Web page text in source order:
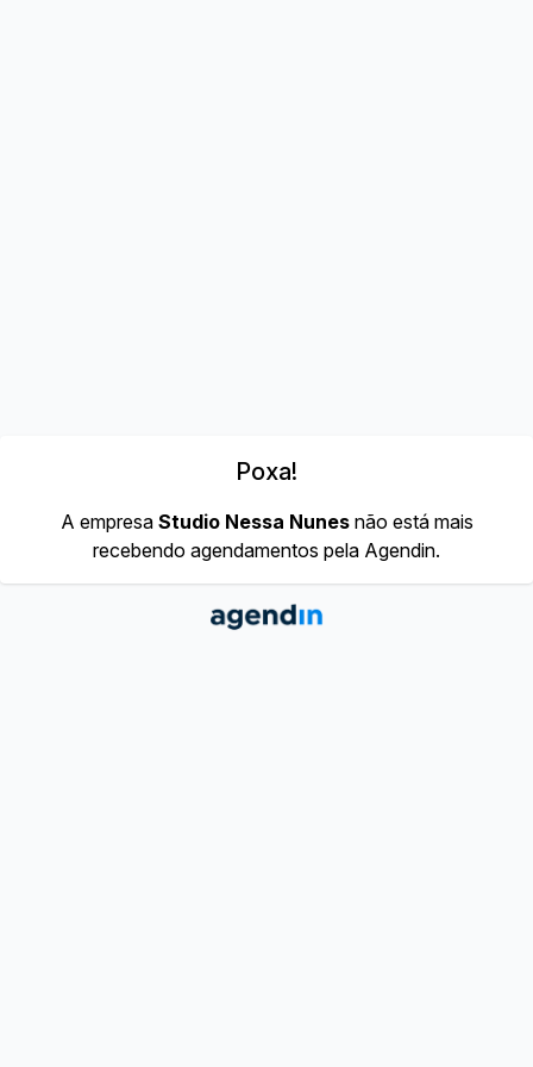
Poxa!
A empresa Studio Nessa Nunesnão está mais
recebendo agendamentos pela Agendin.